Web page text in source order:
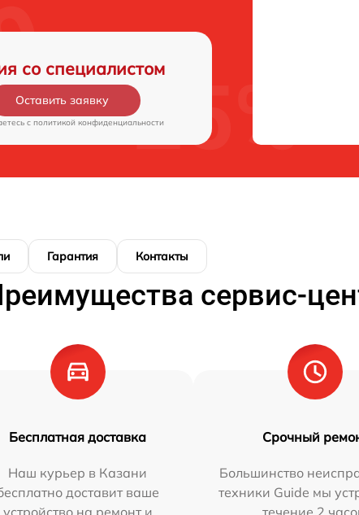
со специалистом
Оставить заявку
c политикой конфиденциальности
Гарантия Контакты
сервис-
Бесплатная доставка
Наш курьер в Казани
доставит ваше
Срочный
Большинство
техники Guide мы